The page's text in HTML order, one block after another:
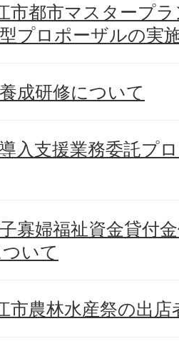
市都市マスタープ
プロポーザルの実
成研修について
入支援業務委託プ
寡婦福祉資金貸付
いて
市農林水産祭の出